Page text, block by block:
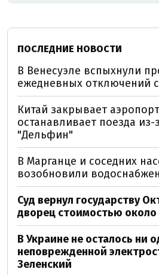
ПОСЛЕДНИЕ НОВОСТИ
В Венесуэле вспыхнули
ежедневных отключений
Китай закрывает
останавливает поезда из-
"Дельфин"
В Марганце и соседних
возобновили
Суд вернул государству
дворец стоимостью
В Украине не осталось ни
неповрежденной
Зеленский